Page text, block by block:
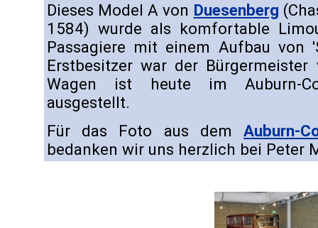
Dieses Model A von Duesenberg
1584) wurde als komfortable
Passagiere mit einem Aufbau von
Erstbesitzer war der
Wagen ist heute im Auburn-
ausgestellt.
Für das Foto aus dem Auburn-
bedanken wir uns herzlich bei Peter